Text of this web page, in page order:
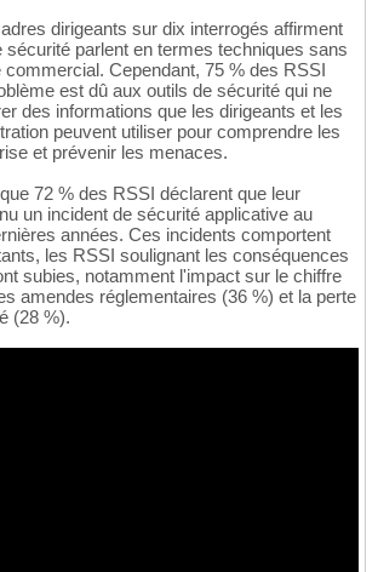
dirigeants sur dix interrogés affirment
sécurité parlent en termes techniques sans
commercial. Cependant, 75 % des RSSI
est dû aux outils de sécurité qui ne
des informations que les dirigeants et les
peuvent utiliser pour comprendre les
et prévenir les menaces.
72 % des RSSI déclarent que leur
un incident de sécurité applicative au
années. Ces incidents comportent
les RSSI soulignant les conséquences
subies, notamment l'impact sur le chiffre
amendes réglementaires (36 %) et la perte
(28 %).